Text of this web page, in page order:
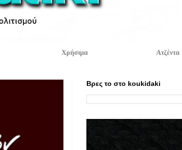
Χρήσιμα Ατζέντα
Βρες το στο koukidaki